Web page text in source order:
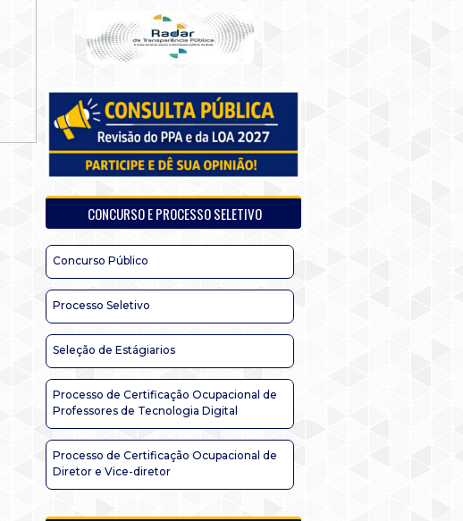
CONCURSO E PROCESSO SELETIVO
Concurso Público
Processo Seletivo
Seleção de Estágiarios
Processo de Certificação Ocupacional de
Professores de Tecnologia Digital
Processo de Certificação Ocupacional de
Diretor e Vice-diretor